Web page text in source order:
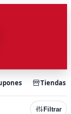
Tiendas
Filtrar